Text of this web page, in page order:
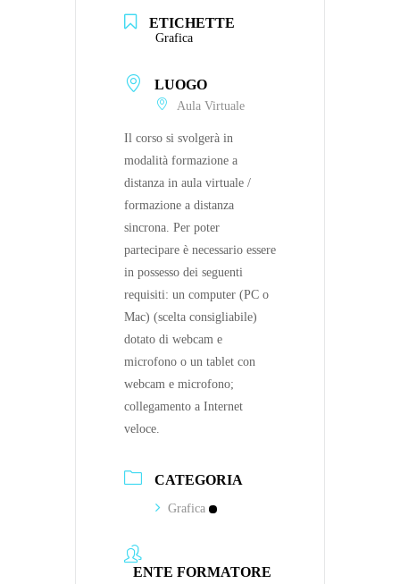
ETICHETTE
Grafica
LUOGO
Aula Virtuale
Il corso si svolgerà in
modalità formazione a
distanza in aula virtuale /
formazione a distanza
sincrona. Per poter
partecipare è necessario essere
in possesso dei seguenti
requisiti: un computer (PC o
Mac) (scelta consigliabile)
dotato di webcam e
microfono o un tablet con
webcam e microfono;
collegamento a Internet
veloce.
CATEGORIA
Grafica
ENTE FORMATORE